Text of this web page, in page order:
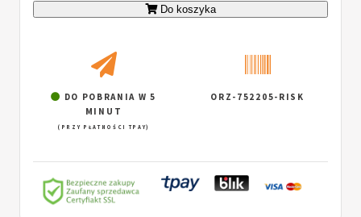
Do koszyka
DO POBRANIA W 5
MINUT
(PRZY PŁATNOŚCI TPAY)
ORZ-752205-RISK